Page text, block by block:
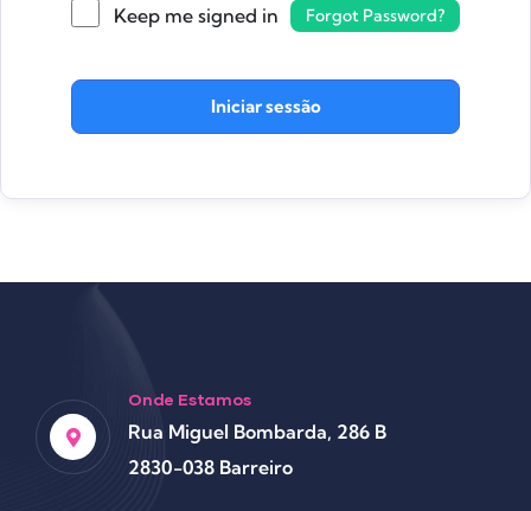
Keep me signed in Forgot Password?
Iniciar sessão
Onde Estamos
Rua Miguel Bombarda, 286 B
2830-038 Barreiro